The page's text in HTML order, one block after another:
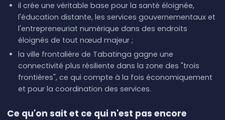
il crée une véritable base pour la santé éloignée,
l'éducation distante, les services gouvernementaux et
l'entrepreneuriat numérique dans des endroits
éloignés de tout nœud majeur ;
la ville frontalière de Tabatinga gagne une
connectivité plus résiliente dans la zone des "trois
frontières", ce qui compte à la fois économiquement
et pour la coordination des services.
Ce qu'on sait et ce qui n'est pas encore